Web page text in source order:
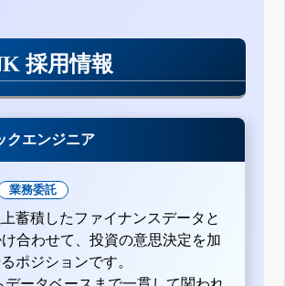
採用情報
クエンジニア
業務委託
蓄積したファイナンスデータと
合わせて、投資の意思決定を加
ポジションです。